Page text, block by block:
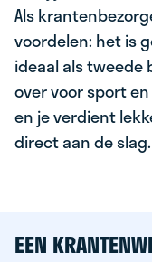
Als
voordelen: het is
ideaal als tweede
over voor sport
en je verdient
direct aan de slag.
EEN